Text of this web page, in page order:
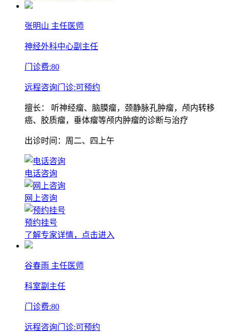
张明山 主任医师
神经外科中心副主任
门诊费:80
远程咨询门诊:可预约
擅长：
听神经瘤、脑膜瘤，颈静脉孔肿瘤，颅内转移
癌、胶质瘤，垂体瘤等颅内肿瘤的诊断与治疗
出诊时间：周二、四上午
电话咨询
网上咨询
预约挂号
了解专家详情，点击进入
谷春雨 主任医师
科室副主任
门诊费:80
远程咨询门诊:可预约